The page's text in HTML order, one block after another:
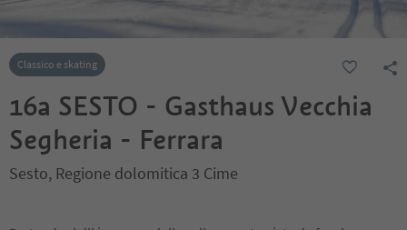
Classico e skating
16a SESTO - Gasthaus Vecchia
Segheria - Ferrara
Sesto, Regione dolomitica 3 Cime